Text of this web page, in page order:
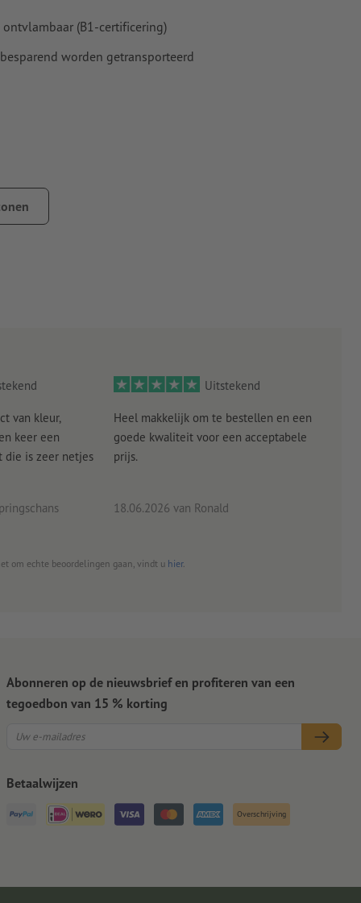
(B1-certificering)
worden getransporteerd
van kleur,
keer een
die is zeer netjes
Uitstekend
Heel makkelijk om te bestellen en een
goede kwaliteit voor een acceptabele
prijs.
18.06.2026 van Ronald
om echte beoordelingen gaan, vindt u hier.
Abonneren op de nieuwsbrief en profiteren van een
tegoedbon van 15 % korting
Betaalwijzen
Overschrijving